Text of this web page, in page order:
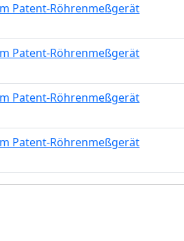
Patent-Röhrenmeßgerät
Patent-Röhrenmeßgerät
Patent-Röhrenmeßgerät
Patent-Röhrenmeßgerät